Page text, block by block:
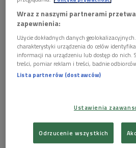
Borowiczem i koncercie w
rocznicy urodzin Chopina (O
kulturą/Dwójka)
Wraz z naszymi partnerami
zapewnienia:
Użycie dokładnych danych
charakterystyki urządzenia do celów
informacji na urządzeniu lub dostęp do nich.
treści, pomiar reklam i treści, badnie
Lista partnerów (dostawców)
Ustawienia
Odrzucenie wszystkich